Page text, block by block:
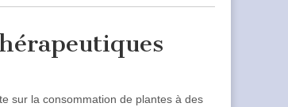
sur la consommation de plantes à des